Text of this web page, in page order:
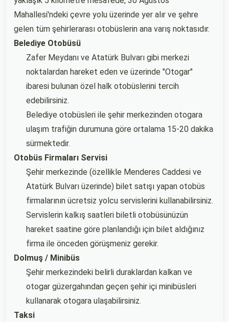
Mahallesi'ndeki çevre yolu üzerinde yer alır ve şehre
gelen tüm şehirlerarası otobüslerin ana varış noktasıdır.
Belediye Otobüsü
Zafer Meydanı ve Atatürk Bulvarı gibi merkezi
noktalardan hareket eden ve üzerinde "Otogar"
ibaresi bulunan özel halk otobüslerini tercih
edebilirsiniz.
Belediye otobüsleri ile şehir merkezinden otogara
ulaşım trafiğin durumuna göre ortalama 15-20 dakika
sürmektedir.
Otobüs Firmaları Servisi
Şehir merkezinde (özellikle Menderes Caddesi ve
Atatürk Bulvarı üzerinde) bilet satışı yapan otobüs
firmalarının ücretsiz yolcu servislerini kullanabilirsiniz.
Servislerin kalkış saatleri biletli otobüsünüzün
hareket saatine göre planlandığı için bilet aldığınız
firma ile önceden görüşmeniz gerekir.
Dolmuş / Minibüs
Şehir merkezindeki belirli duraklardan kalkan ve
otogar güzergahından geçen şehir içi minibüsleri
kullanarak otogara ulaşabilirsiniz.
Taksi